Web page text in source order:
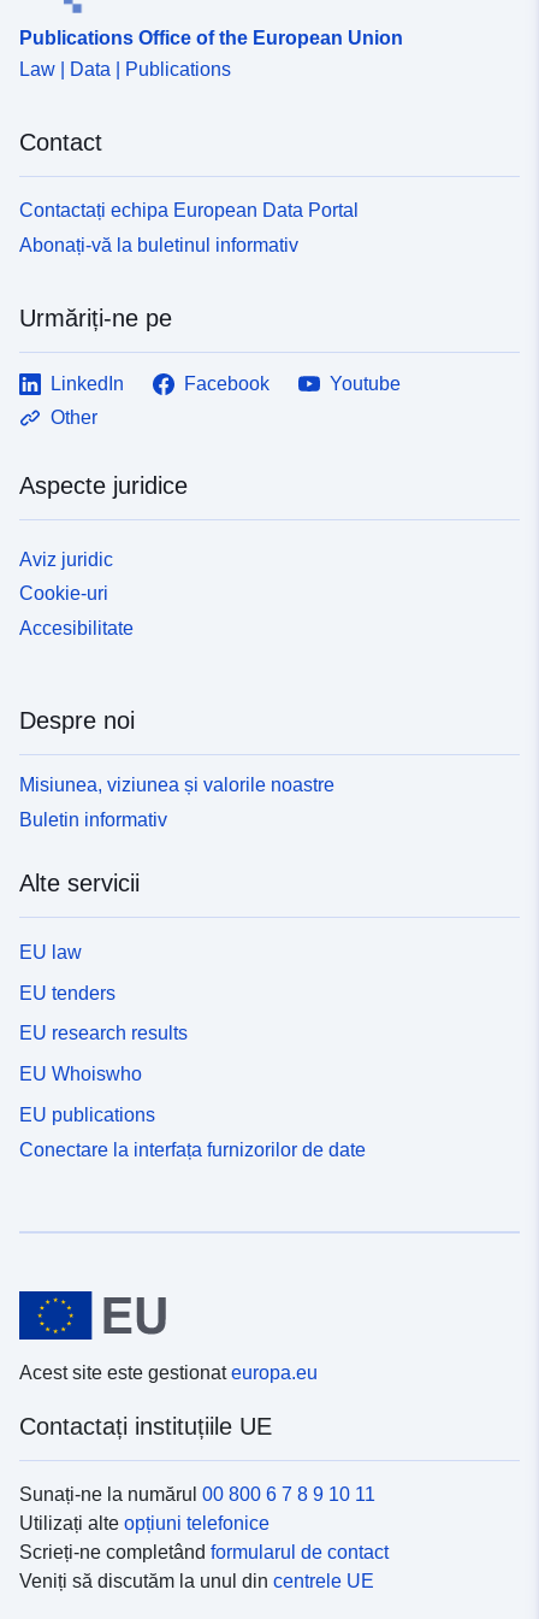
Publications Office of the European Union
Law | Data | Publications
Contact
Contactați echipa European Data Portal
Abonați-vă la buletinul informativ
Urmăriți-ne pe
LinkedIn Facebook
Youtube
Other
Aspecte juridice
Aviz juridic
Cookie-uri
Accesibilitate
Despre noi
Misiunea, viziunea și valorile noastre
Buletin informativ
Alte servicii
EU law
EU tenders
EU research results
EU Whoiswho
EU publications
Conectare la interfața furnizorilor de date
Acest site este gestionateuropa.eu
Contactați instituțiile UE
Sunați-ne la numărul 00 800 6 7 8 9 10 11
Utilizați alte opțiuni telefonice
Scrieți-ne completând formularul de contact
Veniți să discutăm la unul din centrele UE